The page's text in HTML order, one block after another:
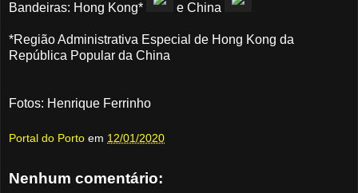
Bandeiras: Hong Kong* e China
*Região Administrativa Especial de Hong Kong da
República Popular da China
Fotos: Henrique Ferrinho
Portal do Porto em 12/01/2020
Nenhum comentário: